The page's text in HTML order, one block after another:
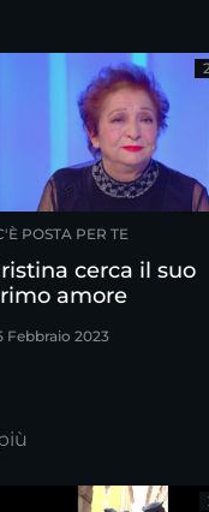
POSTA PER TE
cerca il suo
amore
Febbraio 2023